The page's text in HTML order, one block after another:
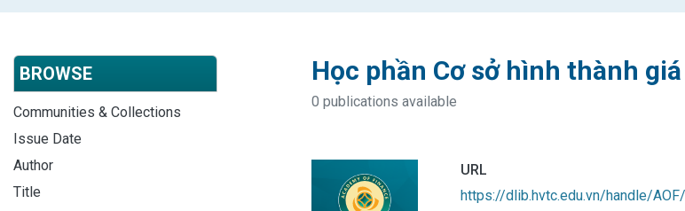
BROWSE
Communities & Collections
Issue Date
Author
Title
Học phần Cơ sở hình thành
0 publications available
URL
https://dlib.hvtc.edu.vn/handle/